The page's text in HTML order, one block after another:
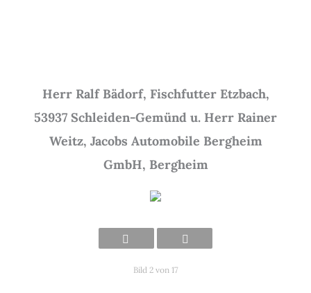
Herr Ralf Bädorf, Fischfutter Etzbach,
53937 Schleiden-Gemünd u. Herr Rainer
Weitz, Jacobs Automobile Bergheim
GmbH, Bergheim
Bild 2 von 17